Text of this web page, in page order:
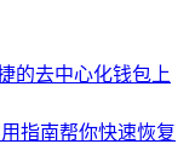
的去中心化钱包上
指南帮你快速恢复